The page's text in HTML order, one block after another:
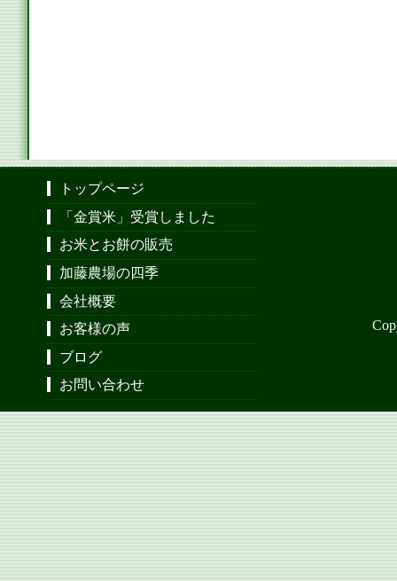
トップページ
「金賞米」受賞しました
お米とお餅の販売
加藤農場の四季
会社概要
お客様の声
ブログ
お問い合わせ